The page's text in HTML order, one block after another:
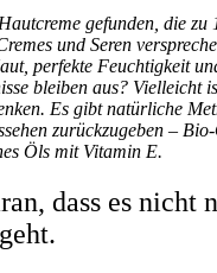
gefunden, die zu
und Seren
perfekte Feuchtigkeit
bleiben aus? Vielleicht
Es gibt natürliche
zurückzugeben –
Öls mit Vitamin E.
dass es nicht